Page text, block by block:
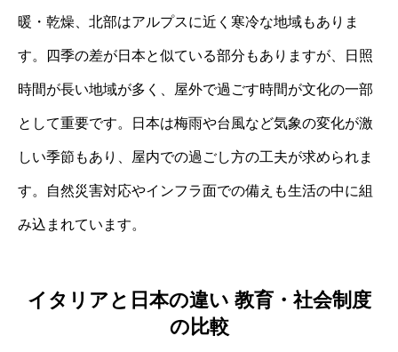
暖・乾燥、北部はアルプスに近く寒冷な地域もありま
す。四季の差が日本と似ている部分もありますが、日照
時間が長い地域が多く、屋外で過ごす時間が文化の一部
として重要です。日本は梅雨や台風など気象の変化が激
しい季節もあり、屋内での過ごし方の工夫が求められま
す。自然災害対応やインフラ面での備えも生活の中に組
み込まれています。
イタリアと日本の違い 教育・社会制度
の比較